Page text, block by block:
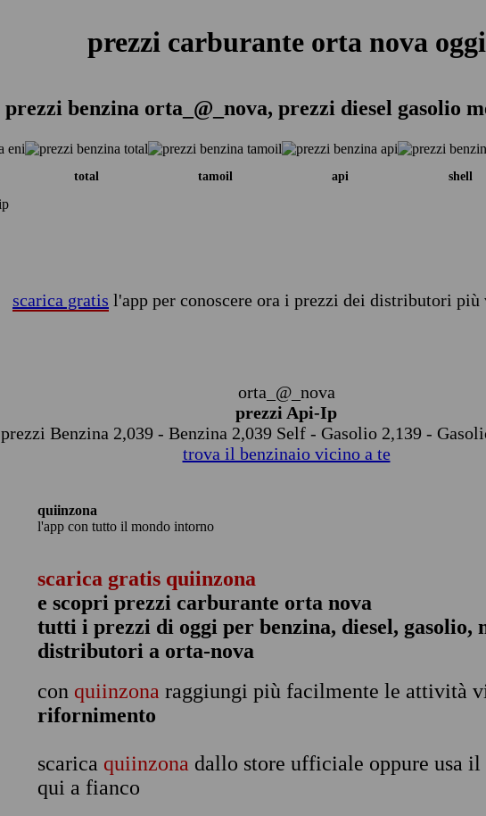
prezzi carburante orta nova oggi
prezzi benzina orta_@_nova, prezzi diesel gasolio
total tamoil api shell
scarica gratis l'app per conoscere ora i prezzi dei distributori più
orta_@_nova
prezzi Api-Ip
prezzi Benzina 2,039 - Benzina 2,039 Self - Gasolio 2,139 -
trova il benzinaio vicino a te
quiinzona
l'app con tutto il mondo intorno
scarica gratis quiinzona
e scopri prezzi carburante orta nova
tutti i prezzi di oggi per benzina, diesel, gasolio,
distributori a orta-nova
con quiinzona raggiungi più facilmente le attività
rifornimento
scarica quiinzona dallo store ufficiale oppure usa il
qui a fianco